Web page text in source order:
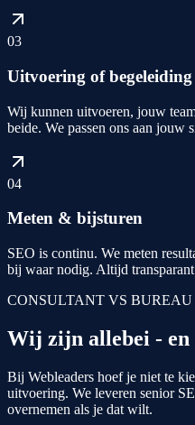
03
Uitvoering of begeleiding
Wij kunnen uitvoeren, jouw
beide. We passen ons aan jouw
04
Meten & bijsturen
SEO is continu. We meten
bij waar nodig. Altijd
CONSULTANT VS BUREAU
Wij zijn allebei - en
Bij Webleaders hoef je niet te
uitvoering. We leveren senior
overnemen als je dat wilt.